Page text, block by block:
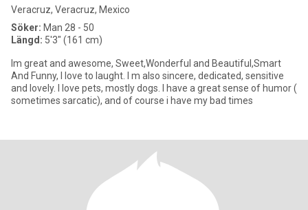
Veracruz, Veracruz, Mexico
Söker: Man 28 - 50
Längd: 5'3" (161 cm)
Im great and awesome, Sweet,Wonderful and Beautiful,Smart
And Funny, I love to laught. I m also sincere, dedicated, sensitive
and lovely. I love pets, mostly dogs. I have a great sense of humor (
sometimes sarcatic), and of course i have my bad times